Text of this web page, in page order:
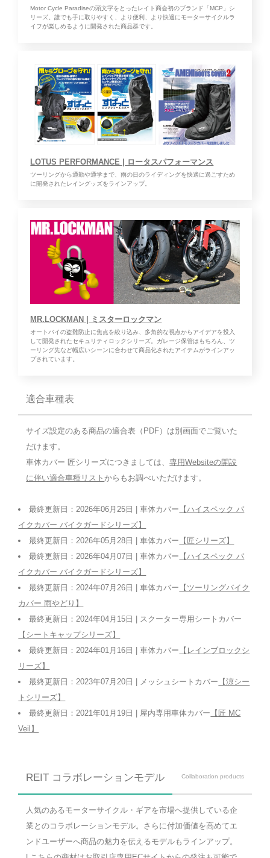
Motor Cycle Paradiseの頭文字をとったレイト商会初のブランド「MCP」シ
リーズ。誰でも手に取りやすく、より便利、より快適にモーターサイクルラ
イフが楽しめるように開発された商品群です。
LOTUS PERFORMANCE | ロータスパフォーマンス
ツーリングから通勤や通学まで、雨の日のライディングを快適に過ごすため
に開発されたレイングッズをラインアップ。
MR.LOCKMAN | ミスターロックマン
オートバイの盗難防止に焦点を絞り込み、多角的な視点からアイデアを投入
して開発されたセキュリティロックシリーズ。ガレージ保管はもちろん、ツ
ーリング先など幅広いシーンに合わせて商品化されたアイテムがラインアッ
プされています。
適合車種表
サイズ設定のある商品の適合表（PDF）は別画面でご覧いた
だけます。
車体カバー 匠シリーズにつきましては、専用Websiteの開設
に伴い適合車種リストからもお調べいただけます。
最終更新日：2026年06月25日 | 車体カバー 【ハイスペック バ
イクカバー バイクガードシリーズ】
最終更新日：2026年05月28日 | 車体カバー 【匠シリーズ】
最終更新日：2026年04月07日 | 車体カバー 【ハイスペック バ
イクカバー バイクガードシリーズ】
最終更新日：2024年07月26日 | 車体カバー 【ツーリングバイク
カバー 雨やどり】
最終更新日：2024年04月15日 | スクーター専用シートカバー
【シートキャップシリーズ】
最終更新日：2024年01月16日 | 車体カバー 【レインブロックシ
リーズ】
最終更新日：2023年07月20日 | メッシュシートカバー 【涼シー
トシリーズ】
最終更新日：2021年01月19日 | 屋内専用車体カバー 【匠 MC
Veil】
REIT コラボレーションモデル Collaboration products
人気のあるモーターサイクル・ギアを市場へ提供している企
業とのコラボレーションモデル。さらに付加価値を高めてエ
ンドユーザーへ商品の魅力を伝えるモデルもラインアップ。